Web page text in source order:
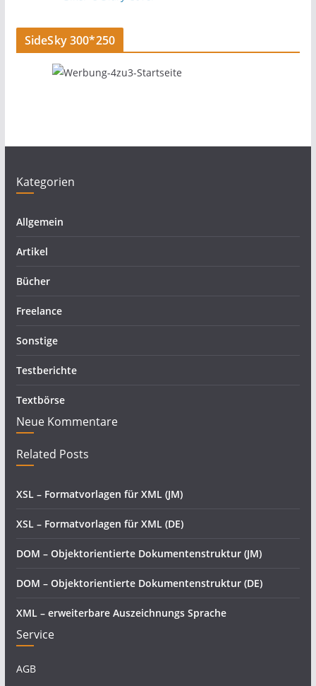
SideSky 300*250
Kategorien
Allgemein
Artikel
Bücher
Freelance
Sonstige
Testberichte
Textbörse
Neue Kommentare
Related Posts
XSL – Formatvorlagen für XML (JM)
XSL – Formatvorlagen für XML (DE)
DOM – Objektorientierte Dokumentenstruktur (JM)
DOM – Objektorientierte Dokumentenstruktur (DE)
XML – erweiterbare Auszeichnungs Sprache
Service
AGB